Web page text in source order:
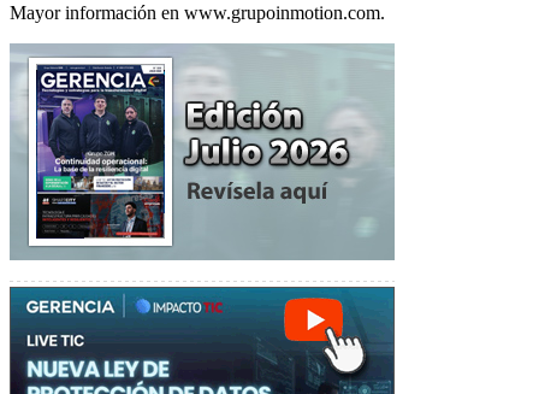
Mayor información en www.grupoinmotion.com.